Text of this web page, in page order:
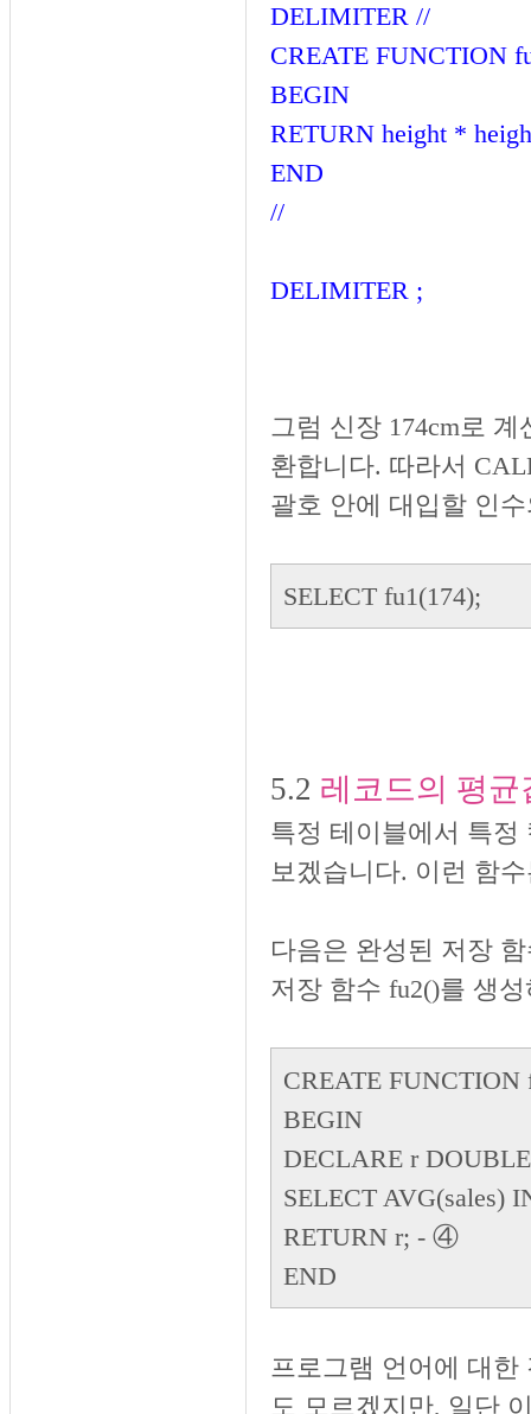
DELIMITER //
CREATE FUNCTION
BEGIN
RETURN height *
END
//
DELIMITER ;
그럼 신장 174cm로
환합니다. 따라서
괄호 안에 대입할 인
SELECT fu1(174);
5.2 레코드의 평
특정 테이블에서 특정
보겠습니다. 이런 함
다음은 완성된 저장
저장 함수 fu2()를 생
CREATE
BEGIN
DECLARE r
SELECT AVG(sales)
RETURN r; - ④
END
프로그램 언어에 대한
도 모르겠지만, 일단